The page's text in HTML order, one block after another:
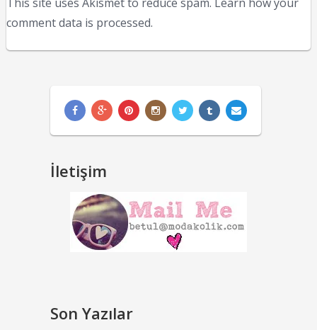
comment data is processed.
İletişim
Son Yazılar